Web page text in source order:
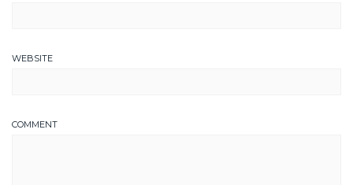
WEBSITE
COMMENT